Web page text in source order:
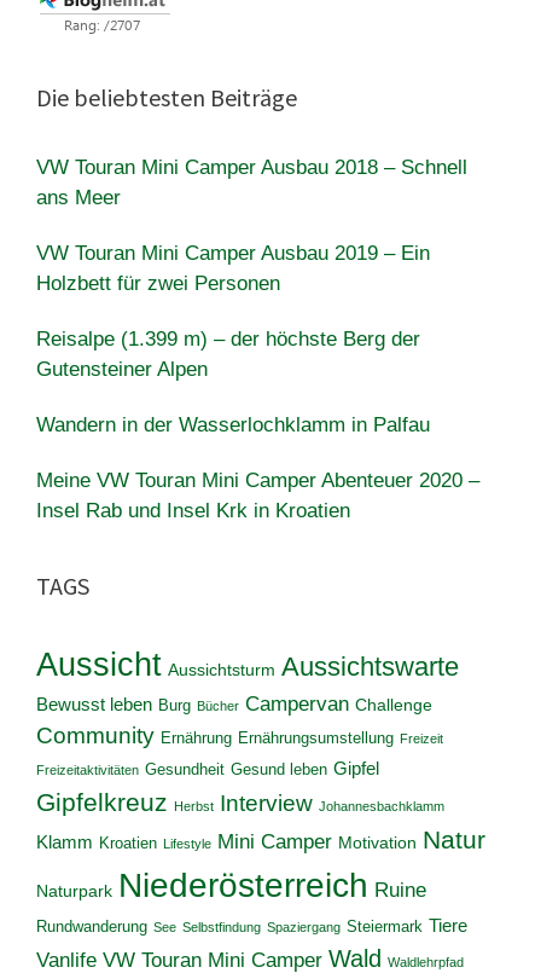
Die beliebtesten Beiträge
VW Touran Mini Camper Ausbau 2018 – Schnell
ans Meer
VW Touran Mini Camper Ausbau 2019 – Ein
Holzbett für zwei Personen
Reisalpe (1.399 m) – der höchste Berg der
Gutensteiner Alpen
Wandern in der Wasserlochklamm in Palfau
Meine VW Touran Mini Camper Abenteuer 2020 –
Insel Rab und Insel Krk in Kroatien
TAGS
Aussicht Aussichtsturm Aussichtswarte
Bewusst leben Burg Bücher Campervan Challenge
Community Ernährung Ernährungsumstellung Freizeit
Freizeitaktivitäten Gesundheit Gesund leben Gipfel
Gipfelkreuz Herbst Interview Johannesbachklamm
Klamm Kroatien Lifestyle Mini Camper Motivation Natur
Naturpark Niederösterreich Ruine
Rundwanderung See Selbstfindung Spaziergang Steiermark Tiere
Vanlife VW Touran Mini Camper Wald Waldlehrpfad